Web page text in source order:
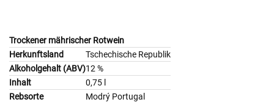
Trockener mährischer Rotwein
Herkunftsland
Tschechische Republik
Alkoholgehalt (ABV)12 %
Inhalt
0,75 l
Rebsorte
Modrý Portugal